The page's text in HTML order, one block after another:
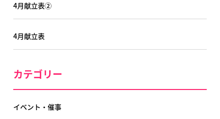
4月献立表②
4月献立表
カテゴリー
イベント・催事